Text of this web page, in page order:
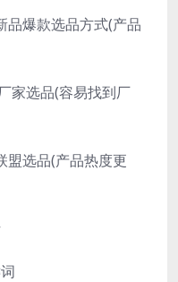
品爆款选品方式(产品
家选品(容易找到厂
盟选品(产品热度更